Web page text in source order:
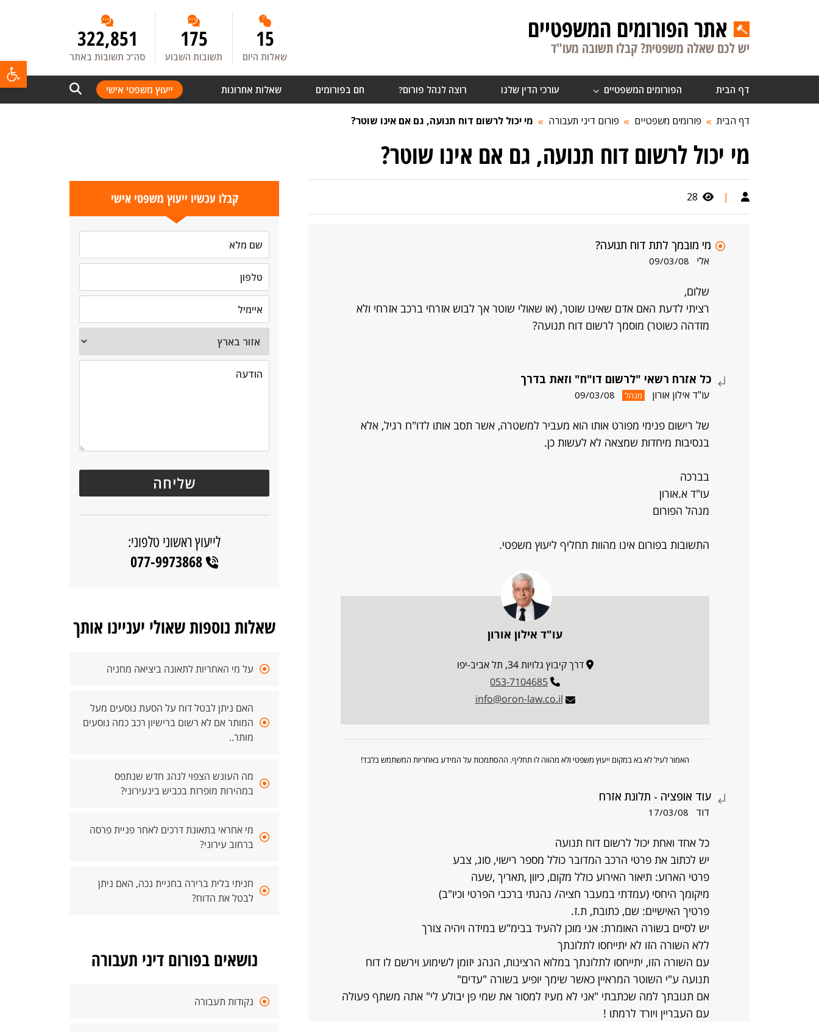
אתר הפורומים המשפטיים
יש לכם שאלה משפטית? קבלו תשובה מעו"ד 15
שאלות היום
175
תשובות השבוע
322,851
סה”כ תשובות באתר
דף הבית הפורומים המשפטיים עורכי הדין שלנו רוצה לנהל פורום? חם בפורומים שאלות אחרונות ייעוץ משפטי אישי
דף הבית פורומים משפטיים פורום דיני תעבורה מי יכול לרשום דוח תנועה, גם אם אינו שוטר?
מי יכול לרשום דוח תנועה, גם אם אינו שוטר?
|
28
מי מובמך לתת דוח תנועה?
אלי 09/03/08
שלום,
רציתי לדעת האם אדם שאינו שוטר, (או שאולי שוטר אך לבוש אזרחי ברכב אזרחי ולא
מזדהה כשוטר) מוסמך לרשום דוח תנועה?
כל אזרח רשאי "לרשום דו"ח" וזאת בדרך
עו"ד אילון אורון מנהל 09/03/08
של רישום פנימי מפורט אותו הוא מעביר למשטרה, אשר תסב אותו לדו"ח רגיל, אלא
בנסיבות מיחדות שמצאה לא לעשות כן.
בברכה
עו"ד א.אורון
מנהל הפורום
התשובות בפורום אינו מהוות תחליף ליעוץ משפטי.
עו"ד אילון אורון
דרך קיבוץ גלויות 34, תל אביב-יפו
053-7104685
info@oron-law.co.il
האמור לעיל לא בא במקום ייעוץ משפטי ולא מהווה לו תחליף. ההסתמכות על המידע באחריות המשתמש בלבד!
עוד אופציה - תלונת אזרח
דוד 17/03/08
כל אחד ואחת יכול לרשום דוח תנועה
יש לכתוב את פרטי הרכב המדובר כולל מספר רישוי, סוג, צבע
פרטי הארוע: תיאור האירוע כולל מקום, כיוון ,תאריך ,שעה
מיקומך היחסי (עמדתי במעבר חציה/ נהגתי ברכבי הפרטי וכיו"ב)
פרטיך האישיים: שם, כתובת, ת.ז.
יש לסיים בשורה האומרת: אני מוכן להעיד בבימ"ש במידה ויהיה צורך
ללא השורה הזו לא יתייחסו לתלונתך
עם השורה הזו, יתייחסו לתלונתך במלוא הרצינות, הנהג יזומן לשימוע וירשם לו דוח
תנועה ע"י השוטר המראיין כאשר שימך יופיע בשורה "עדים"
אם תגובתך למה שכתבתי "אני לא מעיז למסור את שמי פן יבולע לי" אתה משתף פעולה
עם העבריין ויורד לרמתו !
קבלו עכשיו ייעוץ משפטי אישי
לייעוץ ראשוני טלפוני:
077-9973868
שאלות נוספות שאולי יעניינו אותך
על מי האחריות לתאונה ביציאה מחניה
האם ניתן לבטל דוח על הסעת נוסעים מעל
המותר אם לא רשום ברישיון רכב כמה נוסעים
מותר..
מה העונש הצפוי לנהג חדש שנתפס
במהירות מופרזת בכביש בינעירוני?
מי אחראי בתאונת דרכים לאחר פניית פרסה
ברחוב עירוני?
חניתי בלית ברירה בחניית נכה, האם ניתן
לבטל את הדוח?
נושאים בפורום דיני תעבורה
נקודות תעבורה